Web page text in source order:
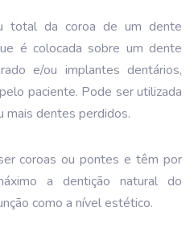
total da coroa de um dente
é colocada sobre um dente
e/ou implantes dentários,
paciente. Pode ser utilizada
mais dentes perdidos.
coroas ou pontes e têm por
a dentição natural do
como a nível estético.